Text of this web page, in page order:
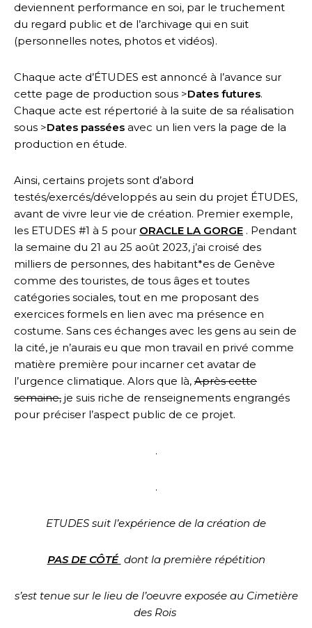
deviennent performance en soi, par le truchement
du regard public et de l’archivage qui en suit
(personnelles notes, photos et vidéos).
Chaque acte d’ÉTUDES est annoncé à l’avance sur
cette page de production sous >Dates futures.
Chaque acte est répertorié à la suite de sa réalisation
sous >Dates passées avec un lien vers la page de la
production en étude.
Ainsi, certains projets sont d’abord
testés/exercés/développés au sein du projet ÉTUDES,
avant de vivre leur vie de création. Premier exemple,
les ETUDES #1 à 5 pour ORACLE LA GORGE . Pendant
la semaine du 21 au 25 août 2023, j’ai croisé des
milliers de personnes, des habitant*es de Genève
comme des touristes, de tous âges et toutes
catégories sociales, tout en me proposant des
exercices formels en lien avec ma présence en
costume. Sans ces échanges avec les gens au sein de
la cité, je n’aurais eu que mon travail en privé comme
matière première pour incarner cet avatar de
l’urgence climatique. Alors que là, Après cette
semaine, je suis riche de renseignements engrangés
pour préciser l’aspect public de ce projet.
.
.
ETUDES suit l’expérience de la création de
PAS DE CÔTÉ dont la première répétition
s’est tenue sur le lieu de l’oeuvre exposée au Cimetière
des Rois